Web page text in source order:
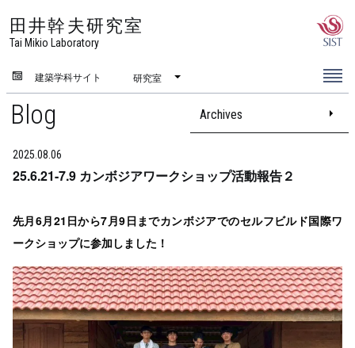
田井幹夫研究室
Tai Mikio Laboratory
建築学科サイト 研究室
Blog Archives
2025.08.06
25.6.21-7.9 カンボジアワークショップ活動報告２
先月6月21日から7月9日までカンボジアでのセルフビルド国際ワ
ークショップに参加しました！